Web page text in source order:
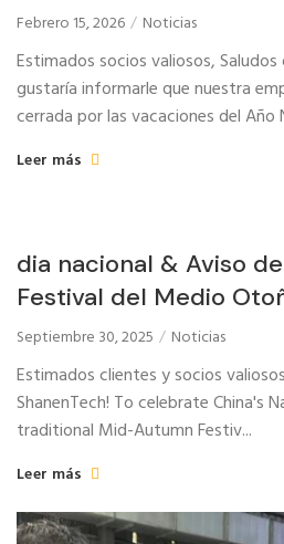
Febrero 15, 2026 Noticias
Estimados socios valiosos, Saludos
gustaría informarle que nuestra
cerrada por las vacaciones del Año
Leer más
dia nacional & Aviso
Festival del Medio
Septiembre 30, 2025 Noticias
Estimados clientes y socios
ShanenTech! To celebrate China's
traditional Mid-Autumn Festiv...
Leer más